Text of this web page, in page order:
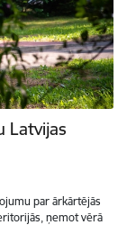
Latvijas
par ārkārtējās
ņemot vērā